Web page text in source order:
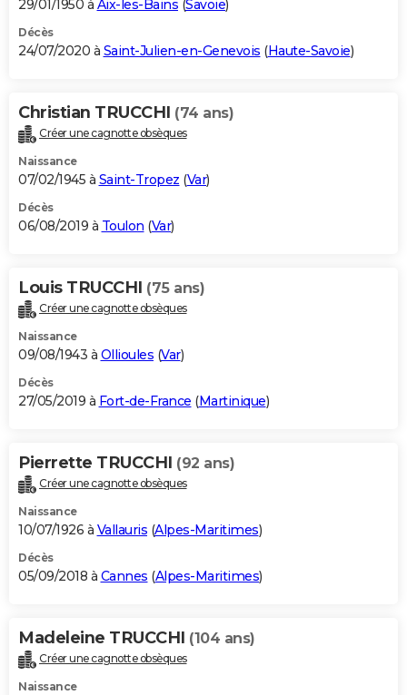
29/01/1950 à Aix-les-Bains (Savoie)
Décès
24/07/2020 à Saint-Julien-en-Genevois (Haute-Savoie)
Christian TRUCCHI (74 ans)
Créer une cagnotte obsèques
Naissance
07/02/1945 à Saint-Tropez (Var)
Décès
06/08/2019 à Toulon (Var)
Louis TRUCCHI (75 ans)
Créer une cagnotte obsèques
Naissance
09/08/1943 à Ollioules (Var)
Décès
27/05/2019 à Fort-de-France (Martinique)
Pierrette TRUCCHI (92 ans)
Créer une cagnotte obsèques
Naissance
10/07/1926 à Vallauris (Alpes-Maritimes)
Décès
05/09/2018 à Cannes (Alpes-Maritimes)
Madeleine TRUCCHI (104 ans)
Créer une cagnotte obsèques
Naissance